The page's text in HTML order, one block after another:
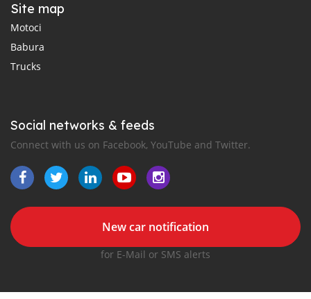
Site map
Motoci
Babura
Trucks
Social networks & feeds
Connect with us on Facebook, YouTube and Twitter.
New car notification
for E-Mail or SMS alerts